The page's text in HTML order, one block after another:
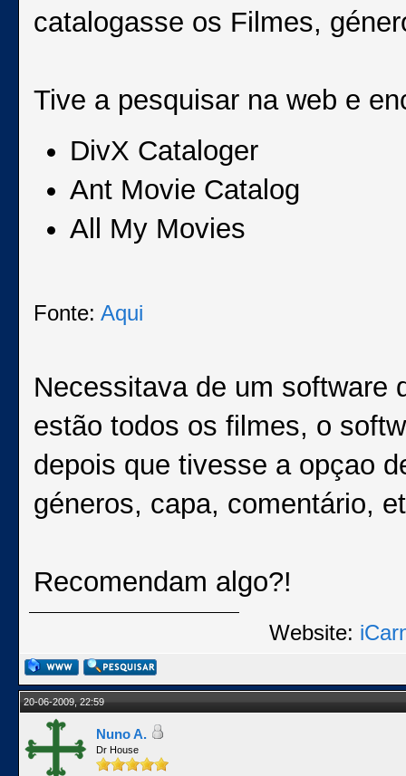
catalogasse os Filmes,
Tive a pesquisar na web e
DivX Cataloger
Ant Movie Catalog
All My Movies
Fonte: Aqui
Necessitava de um software
estão todos os filmes, o
depois que tivesse a opçao
géneros, capa, comentário,
Recomendam algo?!
Website:
20-06-2009, 22:59
Nuno A.
Dr House